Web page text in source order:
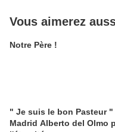
Vous aimerez
Notre Père !
" Je suis le bon Pasteur
Madrid Alberto del Olmo prêtre pour